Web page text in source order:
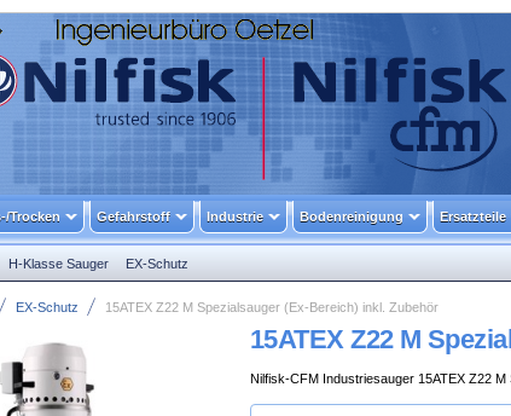
Trocken Gefahrstoff Industrie Bodenreinigung Ersatzteile
H-Klasse Sauger EX-Schutz
EX-Schutz 15ATEX Z22 M Spezialsauger (Ex-Bereich) inkl. Zubehör
15ATEX Z22 M
Nilfisk-CFM Industriesauger 15ATEX Z22